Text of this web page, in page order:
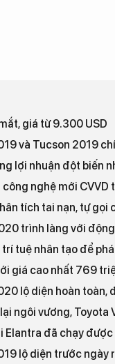
giá từ 9.300 USD
và Tucson 2019
lợi nhuận đột biến
nghệ mới CVVD
tích tai nạn, tự gọi
trình làng với
tuệ nhân tạo để
giá cao nhất 769
lộ diện hoàn toàn,
ngôi vương, Toyota
Elantra đã chạy
lộ diện trước ngày